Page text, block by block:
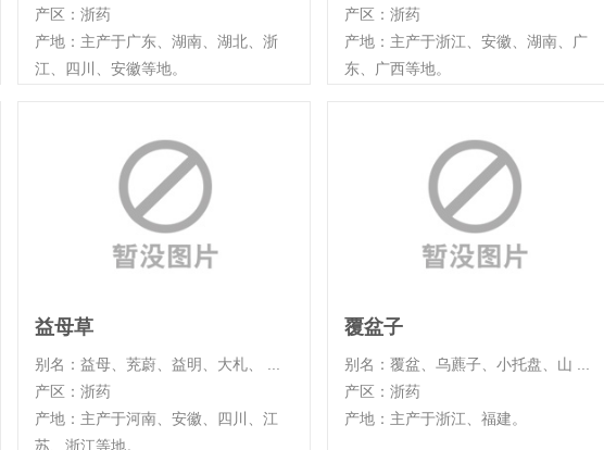
产区：浙药
产地：主产于广东、湖南、湖北、浙
江、四川、安徽等地。
产区：浙药
产地：主产于浙江、安徽、湖南、广
东、广西等地。
益母草
别名：益母、茺蔚、益明、大札、 ...
产区：浙药
产地：主产于河南、安徽、四川、江
苏、浙江等地。
覆盆子
别名：覆盆、乌藨子、小托盘、山 ...
产区：浙药
产地：主产于浙江、福建。